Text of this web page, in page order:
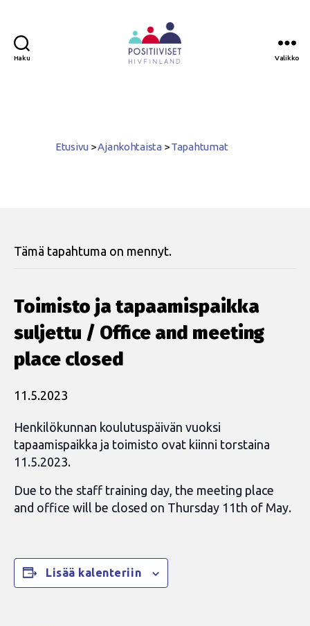
Haku Valikko
Etusivu >Ajankohtaista >Tapahtumat
Tämä tapahtuma on mennyt.
Toimisto ja tapaamispaikka
suljettu / Office and meeting
place closed
11.5.2023
Henkilökunnan koulutuspäivän vuoksi
tapaamispaikka ja toimisto ovat kiinni torstaina
11.5.2023.
Due to the staff training day, the meeting place
and office will be closed on Thursday 11th of May.
Lisää kalenteriin